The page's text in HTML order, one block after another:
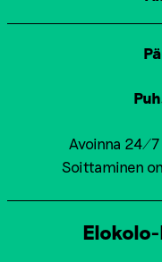
Avoinna 24/7
Soittaminen